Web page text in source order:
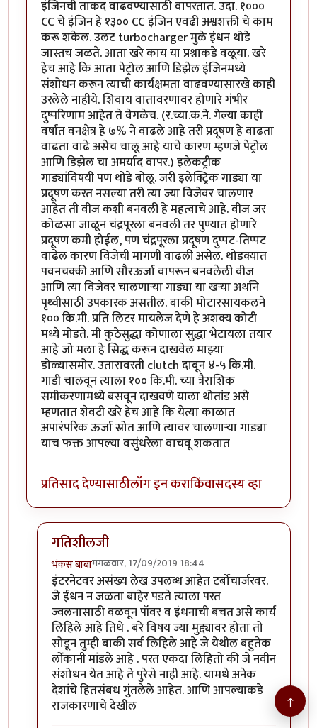
इंजिनची ताकद वाढवण्यासाठी वापरतात. उदा. १०००
CC चे इंजिन हे १३०० CC इंजिन एवढी अश्वशक्ती चे काम
करू शकेल. उलट turbocharger मुळे इंधन थोडे
जास्तच जळते. आता खरे काय या प्रश्नाकडे वळूया. खरे
हेच आहे कि आता पेट्रोल आणि डिझेल इंजिनमध्ये
संशोधन करून त्याची कार्यक्षमता वाढवण्यासारखे काही
उरलेले नाहीये. शिवाय वातावरणावर होणारे गंभीर
दुष्परिणाम आहेत ते वेगळेच. (र.च्या.क.ने. गेल्या काही
वर्षात वनक्षेत्र हे ७% ने वाढले आहे तरी प्रदूषण हे वाढता
वाढता वाढे असेच चालू आहे याचे कारण म्हणजे पेट्रोल
आणि डिझेल चा अमर्याद वापर.) इलेकट्रीक
गाड्यांविषयी पण थोडे बोलू. जरी इलेक्ट्रिक गाड्या या
प्रदूषण करत नसल्या तरी त्या ज्या विजेवर चालणार
आहेत ती वीज कशी बनवली हे महत्वाचे आहे. वीज जर
कोळसा जाळून चंद्रपूरला बनवली तर पुण्यात होणारे
प्रदूषण कमी होईल, पण चंद्रपूरला प्रदूषण दुप्पट-तिप्पट
वाढेल कारण विजेची मागणी वाढली असेल. थोडक्यात
पवनचक्की आणि सौरऊर्जा वापरून बनवलेली वीज
आणि त्या विजेवर चालणाऱ्या गाड्या या खऱ्या अर्थाने
पृथ्वीसाठी उपकारक असतील. बाकी मोटारसायकलने
१०० कि.मी. प्रति लिटर मायलेज देणे हे अशक्य कोटी
मध्ये मोडते. मी कुठेसुद्धा कोणाला सुद्धा भेटायला तयार
आहे जो मला हे सिद्ध करून दाखवेल माझ्या
डोळ्यासमोर. उतारावरती clutch दाबून ४-५ कि.मी.
गाडी चालवून त्याला १०० कि.मी. च्या त्रैराशिक
समीकरणामध्ये बसवून दाखवणे याला थोतांड असे
म्हणतात शेवटी खरे हेच आहे कि येत्या काळात
अपारंपरिक ऊर्जा स्रोत आणि त्यावर चालणाऱ्या गाड्या
याच फक्त आपल्या वसुंधरेला वाचवू शकतात
प्रतिसाद देण्यासाठीलॉग इन कराकिंवासदस्य व्हा
गतिशीलजी
भंकस बाबामंगळवार, 17/09/2019 18:44
In reply toडॉ. खरे सोडले तर बऱ्याचbyगतीशील
इंटरनेटवर असंख्य लेख उपलब्ध आहेत टर्बोचार्जरवर.
जे ईंधन न जळता बाहेर पडते त्याला परत
ज्वलनासाठी वळवून पॉवर व इंधनाची बचत असे कार्य
लिहिले आहे तिथे . बरे विषय ज्या मुद्द्यावर होता तो
सोडून तुम्ही बाकी सर्व लिहिले आहे जे येथील बहुतेक
लोंकानी मांडले आहे . परत एकदा लिहितो की जे नवीन
संशोधन येत आहे ते पुरेसे नाही आहे. यामधे अनेक
देशांचे हितसंबध गुंतलेले आहेत. आणि आपल्याकडे
राजकारणाचे देखील ↑